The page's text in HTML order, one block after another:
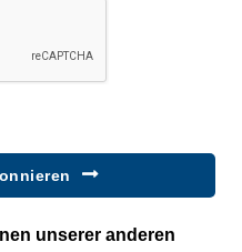
unserer anderen